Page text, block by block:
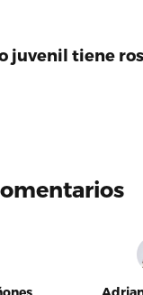
juvenil tiene